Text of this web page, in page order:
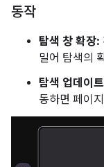
동작
탐색 창 확장:
밀어 탐색의
탐색 업데이
동하면 페이